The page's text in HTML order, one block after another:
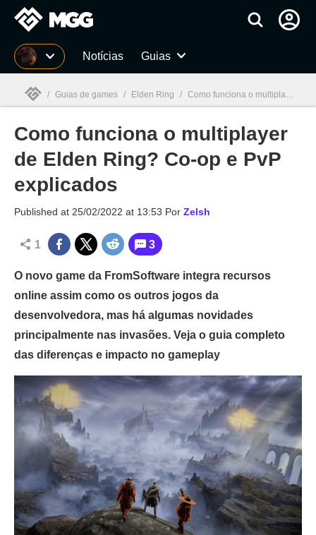
Millenium Notícias Guias
Millenium
/ Guias de games / Elden Ring / Como funciona o multiplayer de Elden Ring? Co-op e PvP explicados
Como funciona o multiplayer
de Elden Ring? Co-op e PvP
explicados
Published at 25/02/2022 at 13:53 Por Zelsh
1 3
O novo game da FromSoftware integra recursos
online assim como os outros jogos da
desenvolvedora, mas há algumas novidades
principalmente nas invasões. Veja o guia completo
das diferenças e impacto no gameplay